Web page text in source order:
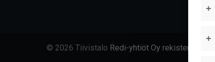
© 2026 Tiivistalo Redi-yhtiöt Oy rekisteriseloste